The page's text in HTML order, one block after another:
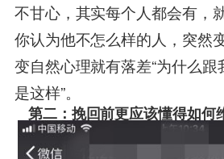
不甘心，其实每个人都会有，
你认为他不怎么样的人，突然
变自然心理就有落差“为什么
是这样”。
第二：挽回前更应该懂得如何